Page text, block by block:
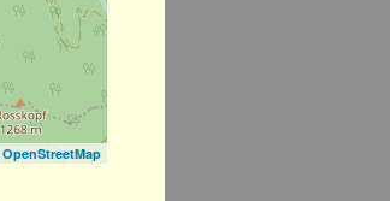
OpenStreetMap